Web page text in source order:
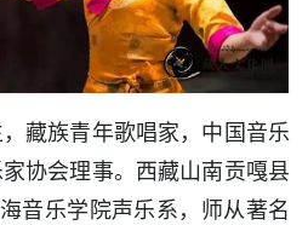
藏族青年歌唱家，中国音乐
协会理事。西藏山南贡嘎县
音乐学院声乐系，师从著名